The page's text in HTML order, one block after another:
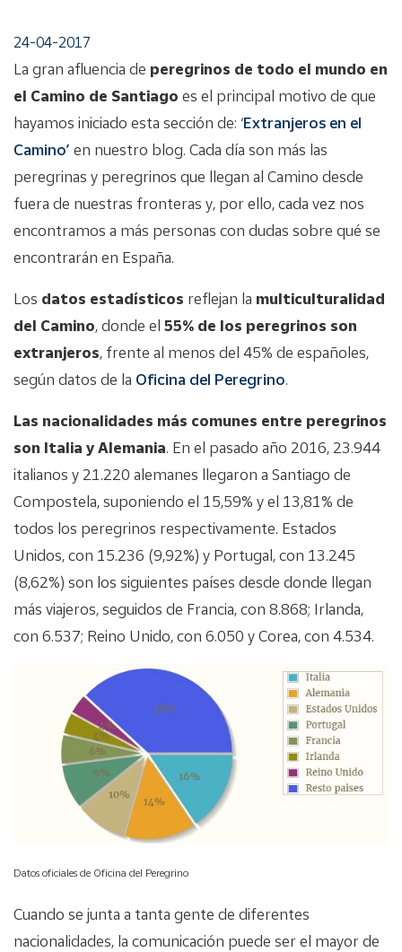
24-04-2017
La gran afluencia de peregrinos de todo el mundo en
el Camino de Santiago es el principal motivo de que
hayamos iniciado esta sección de: ‘Extranjeros en el
Camino’ en nuestro blog. Cada día son más las
peregrinas y peregrinos que llegan al Camino desde
fuera de nuestras fronteras y, por ello, cada vez nos
encontramos a más personas con dudas sobre qué se
encontrarán en España.
Los datos estadísticos reflejan la multiculturalidad
del Camino, donde el 55% de los peregrinos son
extranjeros, frente al menos del 45% de españoles,
según datos de la Oficina del Peregrino.
Las nacionalidades más comunes entre peregrinos
son Italia y Alemania. En el pasado año 2016, 23.944
italianos y 21.220 alemanes llegaron a Santiago de
Compostela, suponiendo el 15,59% y el 13,81% de
todos los peregrinos respectivamente. Estados
Unidos, con 15.236 (9,92%) y Portugal, con 13.245
(8,62%) son los siguientes países desde donde llegan
más viajeros, seguidos de Francia, con 8.868; Irlanda,
con 6.537; Reino Unido, con 6.050 y Corea, con 4.534.
Datos oficiales de Oficina del Peregrino
Cuando se junta a tanta gente de diferentes
nacionalidades, la comunicación puede ser el mayor de